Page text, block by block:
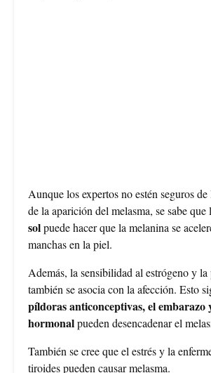
Aunque los expertos no estén seguros de
de la aparición del melasma, se sabe que
solpuede hacer que la melanina se
manchas en la piel.
Además, la sensibilidad al estrógeno y la
también se asocia con la afección. Esto
píldoras anticonceptivas, el embarazo
hormonalpueden desencadenar el
También se cree que el estrés y la
tiroides pueden causar melasma.